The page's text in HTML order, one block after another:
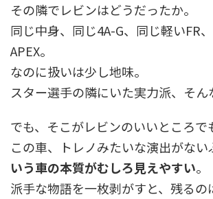
その隣でレビンはどうだったか。
同じ中身、同じ4A-G、同じ軽いFR
APEX。
なのに扱いは少し地味。
スター選手の隣にいた実力派、そん
でも、そこがレビンのいいところで
この車、トレノみたいな演出がない
いう車の本質がむしろ見えやすい。
派手な物語を一枚剥がすと、残るの